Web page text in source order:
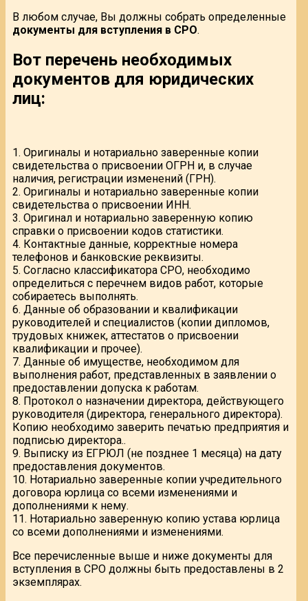
В любом случае, Вы должны собрать определенные
документы для вступления в СРО.
Вот перечень необходимых
документов для юридических
лиц:
1. Оригиналы и нотариально заверенные копии
свидетельства о присвоении ОГРН и, в случае
наличия, регистрации изменений (ГРН).
2. Оригиналы и нотариально заверенные копии
свидетельства о присвоении ИНН.
3. Оригинал и нотариально заверенную копию
справки о присвоении кодов статистики.
4. Контактные данные, корректные номера
телефонов и банковские реквизиты.
5. Согласно классификатора СРО, необходимо
определиться с перечнем видов работ, которые
собираетесь выполнять.
6. Данные об образовании и квалификации
руководителей и специалистов (копии дипломов,
трудовых книжек, аттестатов о присвоении
квалификации и прочее).
7. Данные об имуществе, необходимом для
выполнения работ, представленных в заявлении о
предоставлении допуска к работам.
8. Протокол о назначении директора, действующего
руководителя (директора, генерального директора).
Копию необходимо заверить печатью предприятия и
подписью директора..
9. Выписку из ЕГРЮЛ (не позднее 1 месяца) на дату
предоставления документов.
10. Нотариально заверенные копии учредительного
договора юрлица со всеми изменениями и
дополнениями к нему.
11. Нотариально заверенную копию устава юрлица
со всеми дополнениями и изменениями.
Все перечисленные выше и ниже документы для
вступления в СРО должны быть предоставлены в 2
экземплярах.